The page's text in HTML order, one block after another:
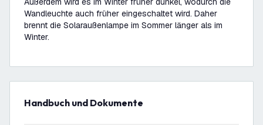
Wandleuchte auch früher eingeschaltet wird. Daher
brennt die Solaraußenlampe im Sommer länger als im
Winter.
Handbuch und Dokumente